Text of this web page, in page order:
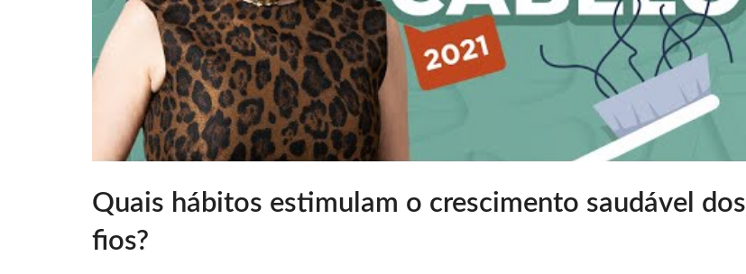
Quais hábitos estimulam o crescimento saudável dos
fios?